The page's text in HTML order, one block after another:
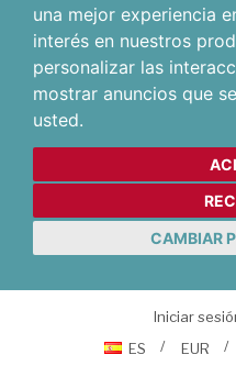
una mejor experiencia
interés en nuestros
personalizar las
mostrar anuncios que
usted.
CAMBIAR
Iniciar
ES
EUR